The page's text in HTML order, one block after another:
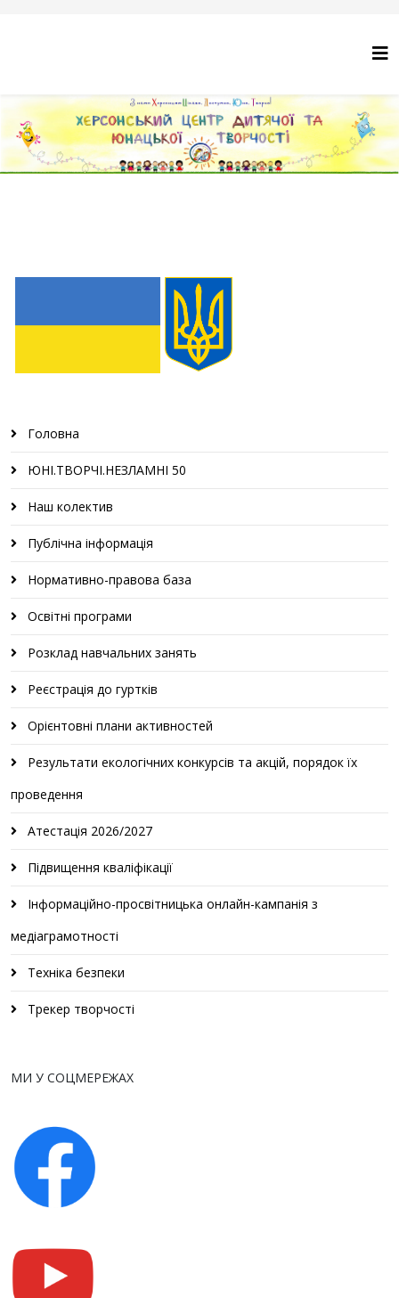
Головна
ЮНІ.ТВОРЧІ.НЕЗЛАМНІ 50
Наш колектив
Публічна інформація
Нормативно-правова база
Освітні програми
Розклад навчальних занять
Реєстрація до гуртків
Орієнтовні плани активностей
Результати екологічних конкурсів та акцій, порядок їх
проведення
Атестація 2026/2027
Підвищення кваліфікації
Інформаційно-просвітницька онлайн-кампанія з
медіаграмотності
Техніка безпеки
Трекер творчості
МИ У СОЦМЕРЕЖАХ